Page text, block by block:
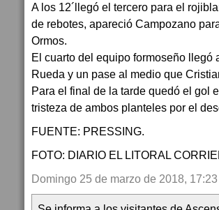
A los 12´llegó el tercero para el
de rebotes, apareció Campozano
Ormos.
El cuarto del equipo formoseño llegó
Rueda y un pase al medio que
Para el final de la tarde quedó el gol
tristeza de ambos planteles por el
FUENTE: PRESSING.
FOTO: DIARIO EL LITORAL
Domingo 25 de marzo de 2018, 17:23